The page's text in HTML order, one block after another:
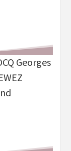
Georges